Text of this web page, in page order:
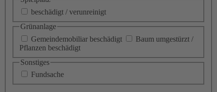
beschädigt / verunreinigt
Grünanlage
Gemeindemobiliar beschädigt
Baum umgestürzt /
Pflanzen beschädigt
Sonstiges
Fundsache